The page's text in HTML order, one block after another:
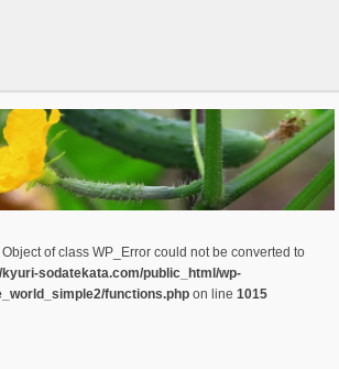
Object of class WP_Error could not be converted to
kyuri-sodatekata.com/public_html/wp-
functions.phpon line 1015